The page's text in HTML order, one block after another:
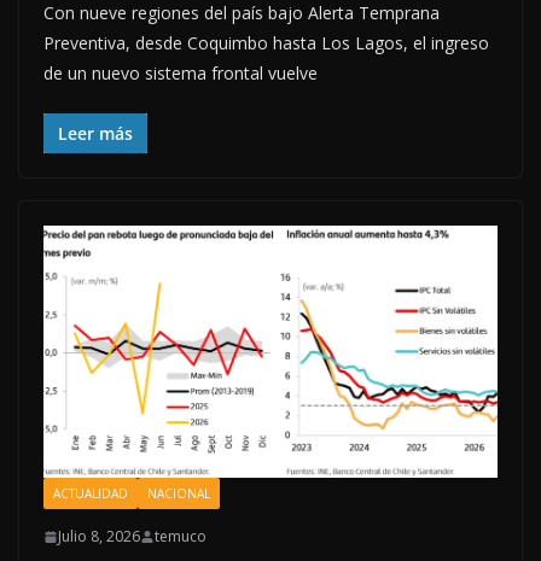
Con nueve regiones del país bajo Alerta Temprana
Preventiva, desde Coquimbo hasta Los Lagos, el ingreso
de un nuevo sistema frontal vuelve
Leer más
ACTUALIDAD NACIONAL
Julio 8, 2026 temuco